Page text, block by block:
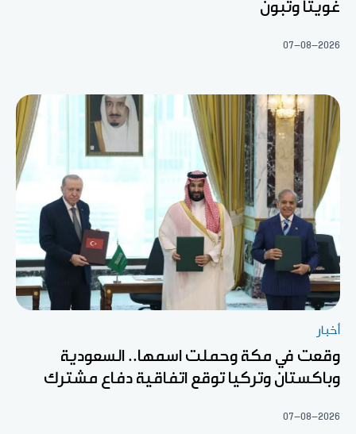
غويتا وتبون
07-08-2026
أخبار
وقعت في مكة وحملت اسمها.. السعودية
وباكستان وتركيا توقع اتفاقية دفاع مشترك
07-08-2026